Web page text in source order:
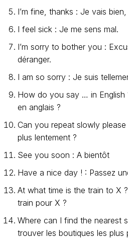
I’m fine, thanks : Je vais
I feel sick : Je me sens mal.
I’m sorry to bother you :
déranger.
I am so sorry : Je suis
How do you say … in English
en anglais ?
Can you repeat slowly
plus lentement ?
See you soon : A bientôt
Have a nice day ! : Passez
At what time is the train to X
train pour X ?
Where can I find the nearest
trouver les boutiques les plus